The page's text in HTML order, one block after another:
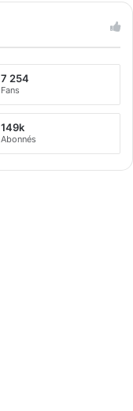
7 254
Fans
149k
Abonnés